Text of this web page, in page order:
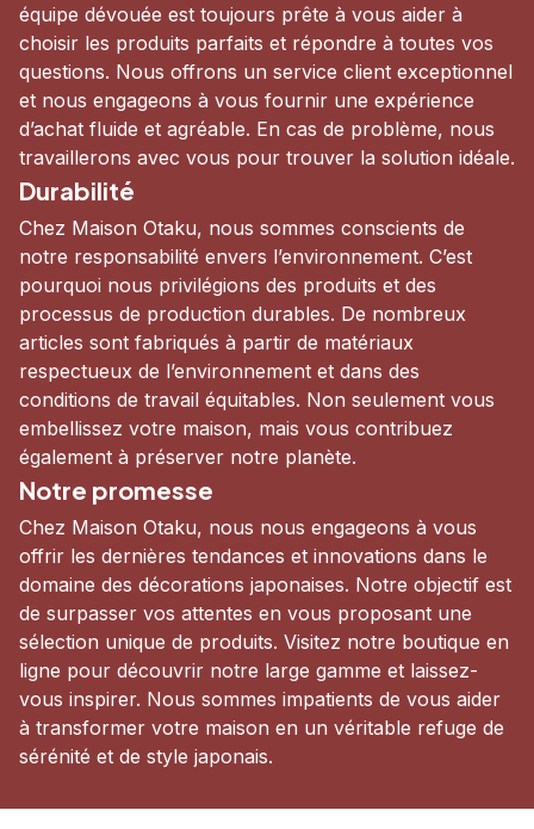
équipe dévouée est toujours prête à vous aider à
choisir les produits parfaits et répondre à toutes vos
questions. Nous offrons un service client exceptionnel
et nous engageons à vous fournir une expérience
d’achat fluide et agréable. En cas de problème, nous
travaillerons avec vous pour trouver la solution idéale.
Durabilité
Chez Maison Otaku, nous sommes conscients de
notre responsabilité envers l’environnement. C’est
pourquoi nous privilégions des produits et des
processus de production durables. De nombreux
articles sont fabriqués à partir de matériaux
respectueux de l’environnement et dans des
conditions de travail équitables. Non seulement vous
embellissez votre maison, mais vous contribuez
également à préserver notre planète.
Notre promesse
Chez Maison Otaku, nous nous engageons à vous
offrir les dernières tendances et innovations dans le
domaine des décorations japonaises. Notre objectif est
de surpasser vos attentes en vous proposant une
sélection unique de produits. Visitez notre boutique en
ligne pour découvrir notre large gamme et laissez-
vous inspirer. Nous sommes impatients de vous aider
à transformer votre maison en un véritable refuge de
sérénité et de style japonais.